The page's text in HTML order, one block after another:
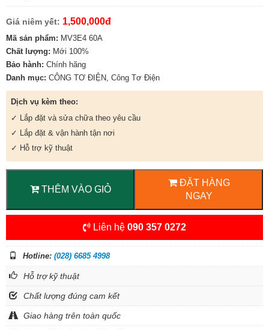
Giá niêm yết: 1,500,000đ
Mã sản phẩm: MV3E4 60A
Chất lượng: Mới 100%
Bảo hành: Chính hãng
Danh mục: CÔNG TƠ ĐIỆN, Công Tơ Điện
Dịch vụ kèm theo:
✓ Lắp đặt và sửa chữa theo yêu cầu
✓ Lắp đặt & vận hành tận nơi
✓ Hỗ trợ kỹ thuật
THÊM VÀO GIỎ
ĐẶT HÀNG
NGAY
Liên hệ 090 357 0272
Hotline: (028) 6685 4998
Hỗ trợ kỹ thuật
Chất lượng đúng cam kết
Giao hàng trên toàn quốc